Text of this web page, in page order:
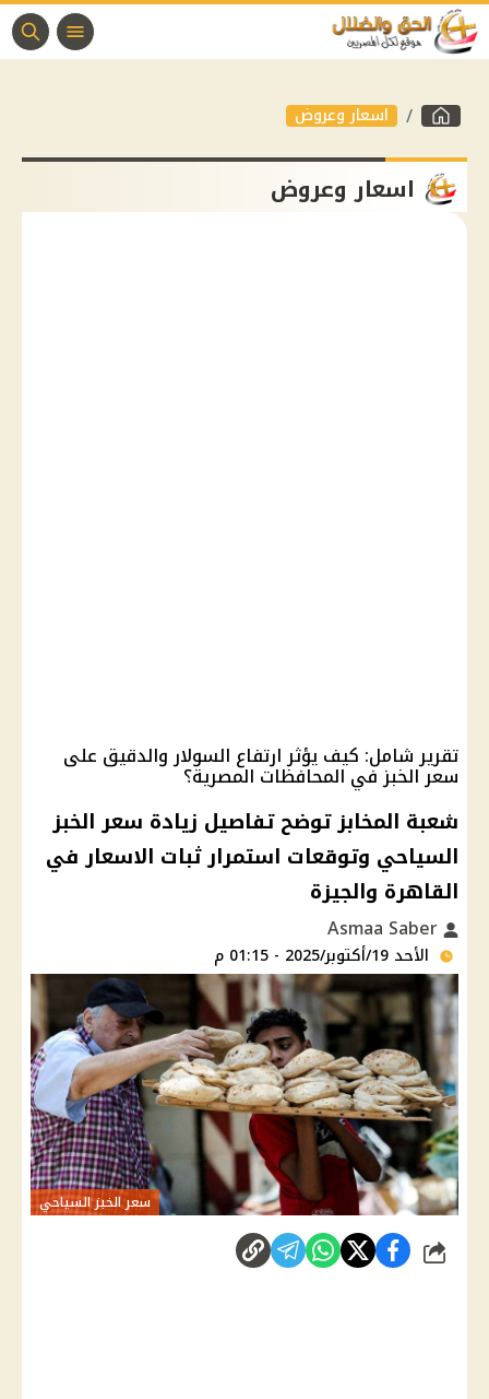
اسعار وعروض
اسعار وعروض
تقرير شامل: كيف يؤثر ارتفاع السولار والدقيق على
سعر الخبز في المحافظات المصرية؟
شعبة المخابز توضح تفاصيل زيادة سعر الخبز
السياحي وتوقعات استمرار ثبات الاسعار في
القاهرة والجيزة
الأحد 19/أكتوبر/2025 - 01:15 م
سعر الخبز السياحي
شارك